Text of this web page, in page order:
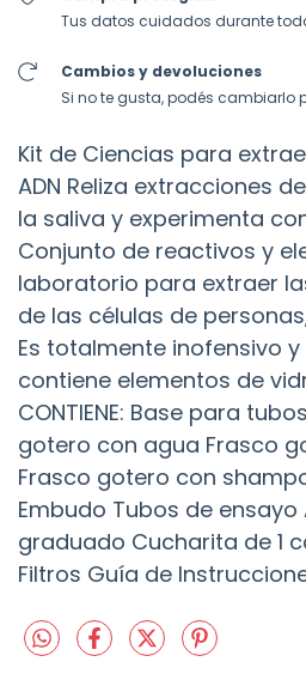
Tus datos cuidados durante
Cambios y devoluciones
Si no te gusta, podés cambiarlo
Kit de Ciencias para
ADN Reliza extracciones
la saliva y experimenta
Conjunto de reactivos y
laboratorio para extraer
de las células de
Es totalmente inofensivo y
contiene elementos de
CONTIENE: Base para
gotero con agua Frasco
Frasco gotero con
Embudo Tubos de
graduado Cucharita de 1
Filtros Guía de